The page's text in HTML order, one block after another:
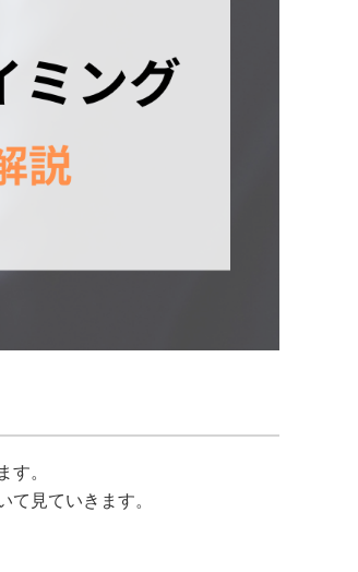
す。
見ていきます。